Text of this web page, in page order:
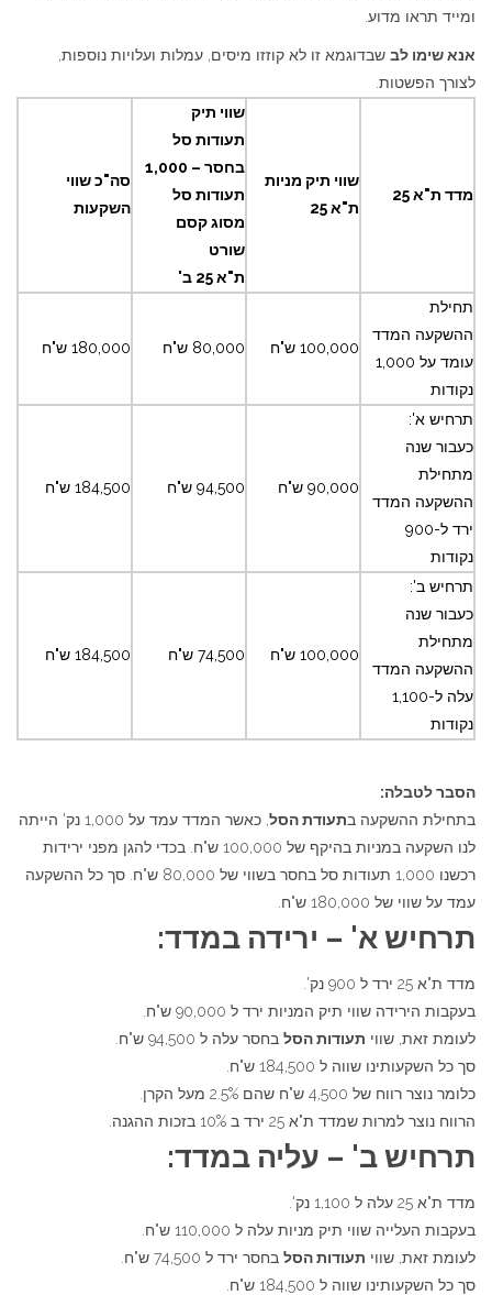
ומייד תראו מדוע.
אנא שימו לב שבדוגמא זו לא קוזזו מיסים, עמלות ועלויות נוספות,
לצורך הפשטות.
מדד ת"א 25
שווי תיק מניות
ת"א 25
שווי תיק
תעודות סל
בחסר – 1,000
תעודות סל
מסוג קסם
שורט
ת"א 25 ב'
סה"כ שווי
השקעות
תחילת
ההשקעה המדד
עומד על 1,000
נקודות
100,000 ש"ח 80,000 ש"ח 180,000 ש"ח
תרחיש א':
כעבור שנה
מתחילת
ההשקעה המדד
ירד ל-900
נקודות
90,000 ש"ח 94,500 ש"ח 184,500 ש"ח
תרחיש ב':
כעבור שנה
מתחילת
ההשקעה המדד
עלה ל-1,100
נקודות
100,000 ש"ח 74,500 ש"ח 184,500 ש"ח
הסבר לטבלה:
בתחילת ההשקעה בתעודת הסל
, כאשר המדד עמד על 1,000 נק' הייתה
לנו השקעה במניות בהיקף של 100,000 ש"ח. בכדי להגן מפני ירידות
רכשנו 1,000 תעודות סל בחסר בשווי של 80,000 ש"ח. סך כל ההשקעה
עמד על שווי של 180,000 ש"ח.
תרחיש א' – ירידה במדד:
מדד ת"א 25 ירד ל 900 נק'.
בעקבות הירידה שווי תיק המניות ירד ל 90,000 ש"ח.
לעומת זאת, שווי תעודות הסל בחסר עלה ל 94,500 ש"ח.
סך כל השקעותינו שווה ל 184,500 ש"ח.
כלומר נוצר רווח של 4,500 ש"ח שהם 2.5% מעל הקרן.
הרווח נוצר למרות שמדד ת"א 25 ירד ב 10% בזכות ההגנה.
תרחיש ב' – עליה במדד:
מדד ת"א 25 עלה ל 1,100 נק'.
בעקבות העלייה שווי תיק מניות עלה ל 110,000 ש"ח.
לעומת זאת, שווי תעודות הסל בחסר ירד ל 74,500 ש"ח.
סך כל השקעותינו שווה ל 184,500 ש"ח.